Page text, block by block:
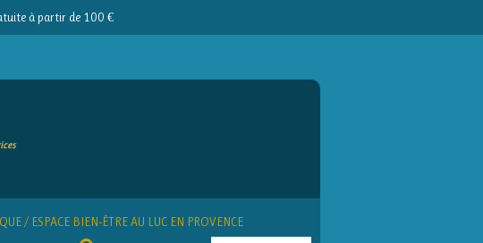
à partir de 100 €
/ ESPACE BIEN-ÊTRE AU LUC EN PROVENCE